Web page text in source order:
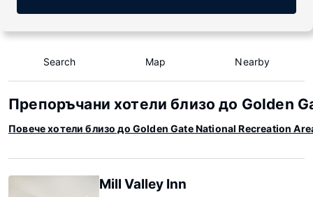
Search Map Nearby
Препоръчани хотели близо до Golden
Повече хотели близо до Golden Gate National Recreation
Mill Valley Inn